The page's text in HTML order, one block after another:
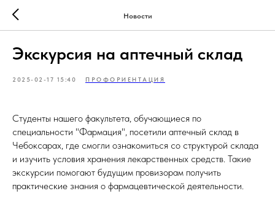
Новости
Экскурсия на аптечный склад
2025-02-17 15:40 ПРОФОРИЕНТАЦИЯ
Студенты нашего факультета, обучающиеся по
специальности "Фармация", посетили аптечный склад в
Чебоксарах, где смогли ознакомиться со структурой склада
и изучить условия хранения лекарственных средств. Такие
экскурсии помогают будущим провизорам получить
практические знания о фармацевтической деятельности.